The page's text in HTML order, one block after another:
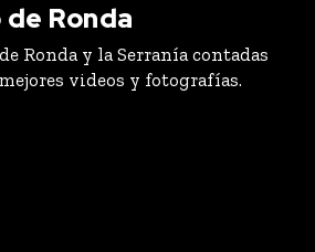
Ronda
Ronda y la Serranía contadas
videos y fotografías.